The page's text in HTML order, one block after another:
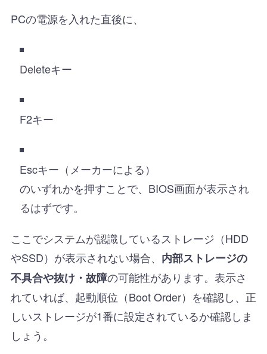
PCの電源を入れた直後に、
Deleteキー
F2キー
Escキー（メーカーによる）
のいずれかを押すことで、BIOS画面が表示され
るはずです。
ここでシステムが認識しているストレージ（HDD
やSSD）が表示されない場合、 内部ストレージの
不具合や抜け・故障の可能性があります。表示さ
れていれば、起動順位（Boot Order）を確認し、正
しいストレージが1番に設定されているか確認しま
しょう。